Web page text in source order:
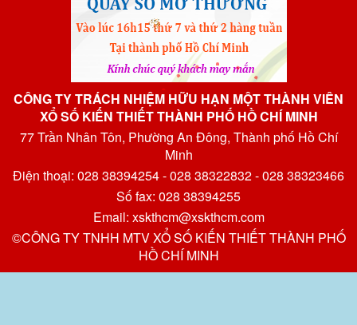
CÔNG TY TRÁCH NHIỆM HỮU HẠN MỘT THÀNH VIÊN
XỔ SỐ KIẾN THIẾT THÀNH PHỐ HỒ CHÍ MINH
77 Trần Nhân Tôn, Phường An Đông, Thành phố Hồ Chí
Minh
Điện thoại: 028 38394254 - 028 38322832 - 028 38323466
Số fax: 028 38394255
Email: xskthcm@xskthcm.com
©CÔNG TY TNHH MTV XỔ SỐ KIẾN THIẾT THÀNH PHỐ
HỒ CHÍ MINH